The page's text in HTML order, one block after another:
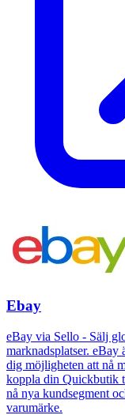
Ebay
eBay via Sello - Sälj
marknadsplatser. eBay
dig möjligheten att nå
koppla din Quickbutik
nå nya kundsegment
varumärke.